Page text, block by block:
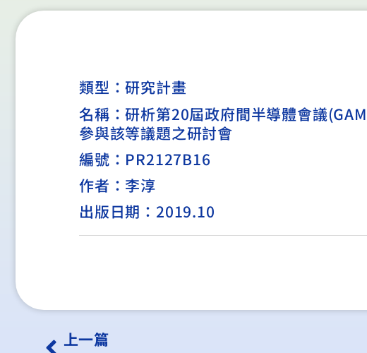
類型：研究計畫
名稱：研析第20屆政府間半導體會議
參與該等議題之研討會
編號：PR2127B16
作者：李淳
出版日期：2019.10
上一篇